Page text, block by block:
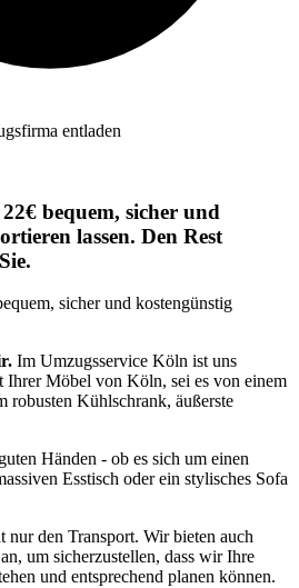
entladen
bequem, sicher und
lassen. Den Rest
sicher und kostengünstig
Im Umzugsservice Köln ist uns
Ihrer Möbel von Köln, sei es von einem
robusten Kühlschrank, äußerste
Händen - ob es sich um einen
Esstisch oder ein stylisches Sofa
nur den Transport. Wir bieten auch
um sicherzustellen, dass wir Ihre
und entsprechend planen können.